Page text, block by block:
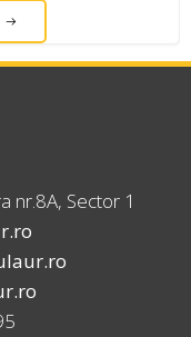
nr.8A, Sector 1